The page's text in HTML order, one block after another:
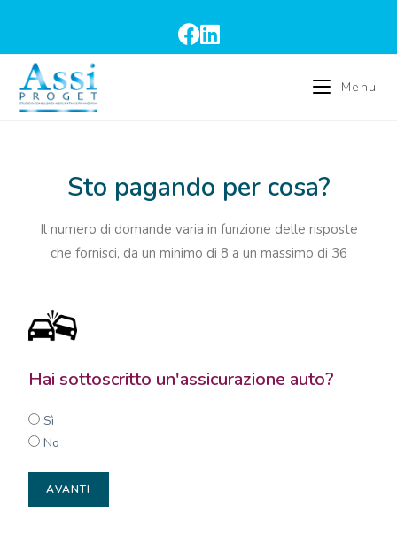
Menu
Sto pagando per cosa?
Il numero di domande varia in funzione delle risposte
che fornisci, da un minimo di 8 a un massimo di 36
Hai sottoscritto un'assicurazione auto?
Sì
No